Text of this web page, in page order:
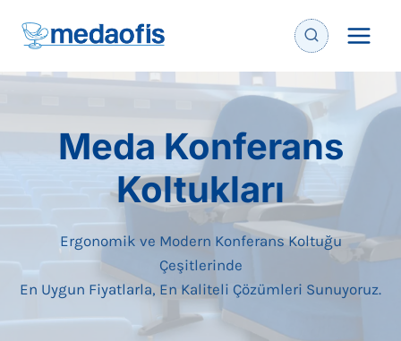
geç
Meda Konferans
Koltukları
Ergonomik ve Modern Konferans Koltuğu
Çeşitlerinde
En Uygun Fiyatlarla, En Kaliteli Çözümleri Sunuyoruz.